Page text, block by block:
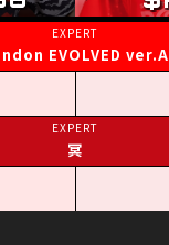
EVOLVED ver.A
冥